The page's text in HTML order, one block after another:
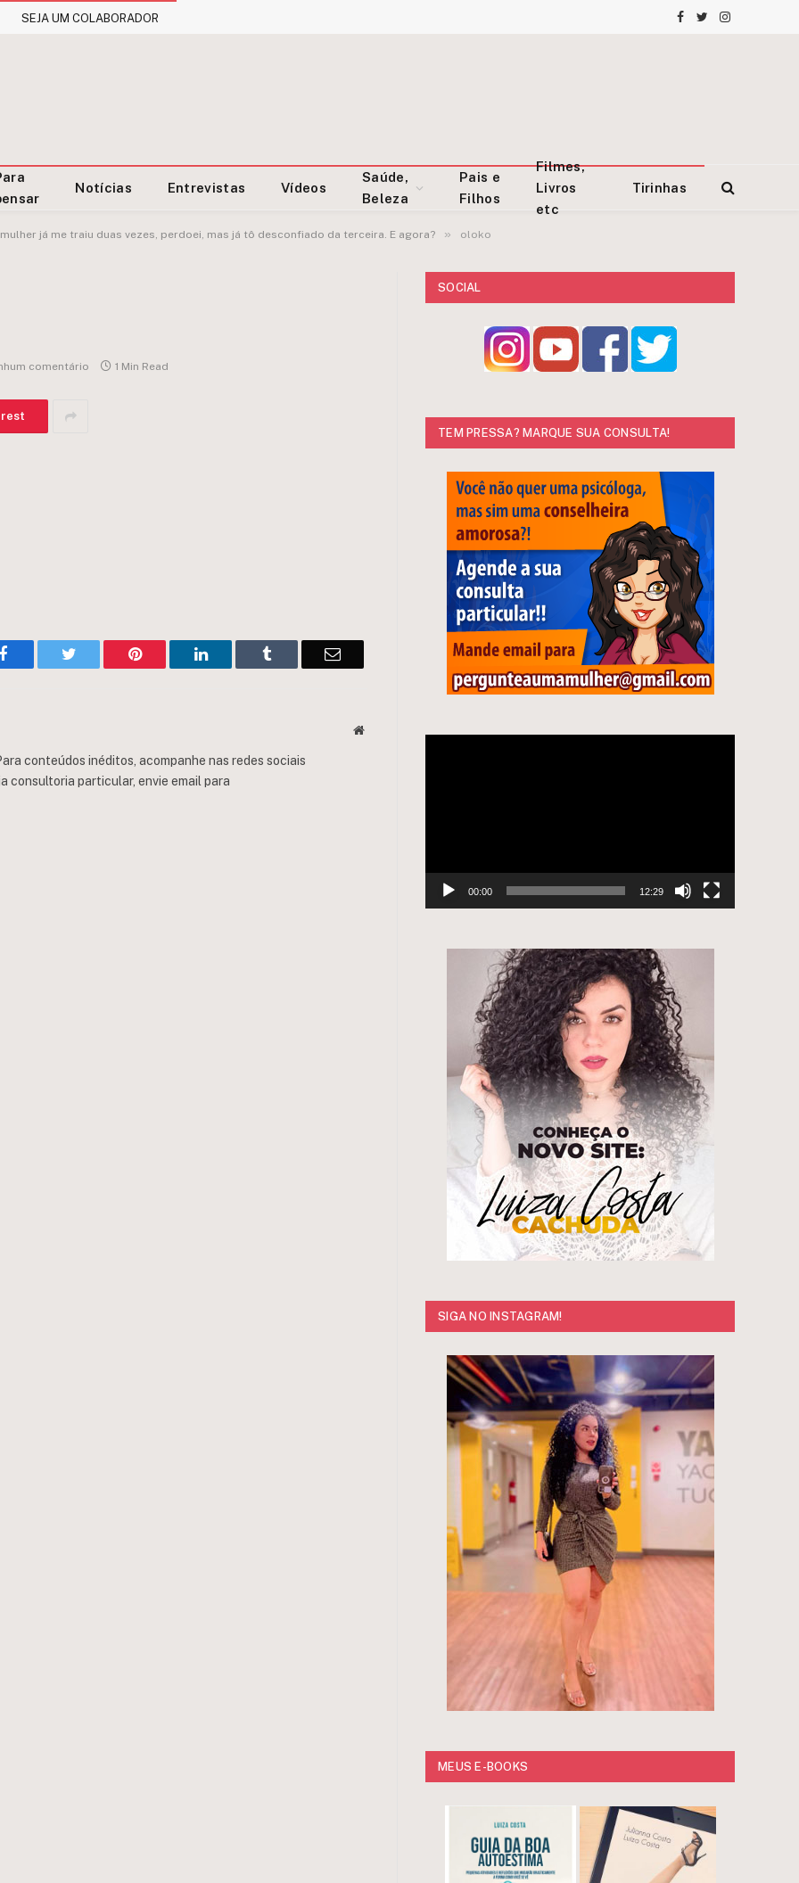
SEJA UM COLABORADOR Facebook
TwitterInstagram
Notícias Entrevistas Vídeos
Saúde,
Beleza
Pais e
Filhos
Filmes,
Livros
etc
Tirinhas
mulher já me traiu duas vezes, perdoei, mas já tô desconfiado da terceira. E agora? » oloko
comentário 1 Min Read
Facebook Twitter Pinterest LinkedIn Tumblr Email
Website
conteúdos inéditos, acompanhe nas redes sociais
consultoria particular, envie email para
SOCIAL
TEM PRESSA? MARQUE SUA CONSULTA!
00:00 12:29
SIGA NO INSTAGRAM!
MEUS E-BOOKS